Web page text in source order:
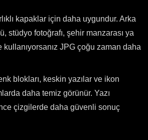
kapaklar için daha uygundur. Arka
stüdyo fotoğrafı, şehir manzarası ya
JPG çoğu zaman daha
blokları, keskin yazılar ve ikon
daha temiz görünür. Yazı
çizgilerde daha güvenli sonuç